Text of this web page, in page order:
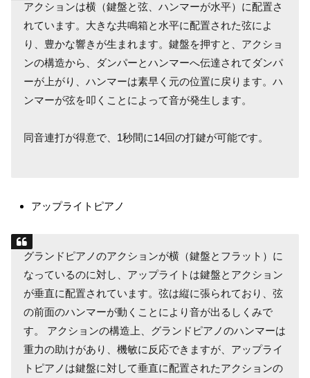
アクションは横（鍵盤と弦、ハンマーが水平）に配置さ
れています。大きな共鳴箱と水平に配置された弦によ
り、豊かな響きが生まれます。鍵盤を押すと、アクショ
ンの構造から、ダンパーとハンマーへ伝達されてダンパ
ーが上がり、ハンマーは素早く元の位置に戻ります。ハ
ンマーが弦を叩くことによって音が発生します。
同音連打が得意で、1秒間に14回の打鍵が可能です。
アップライトピアノ
グランドピアノのアクションが横（鍵盤とフラット）に
なっているのに対し、アップライトは鍵盤とアクション
が垂直に配置されています。弦は縦に張られており、弦
の前面のハンマーが動くことにより音が出るしくみで
す。 アクションの構造上、グランドピアノのハンマーは
重力の助けがあり、機敏に反応できますが、アップライ
トピアノは鍵盤に対して垂直に配置されたアクションの